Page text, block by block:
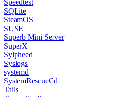
Speedtest
SQLite
SteamOS
SUSE
Superb Mini Server
SuperX
Sylpheed
Syslogs
systemd
SystemRescueCd
Tails